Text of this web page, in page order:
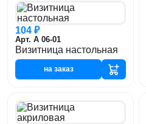
104 ₽
Арт. А 06-01
Визитница настольная
на заказ